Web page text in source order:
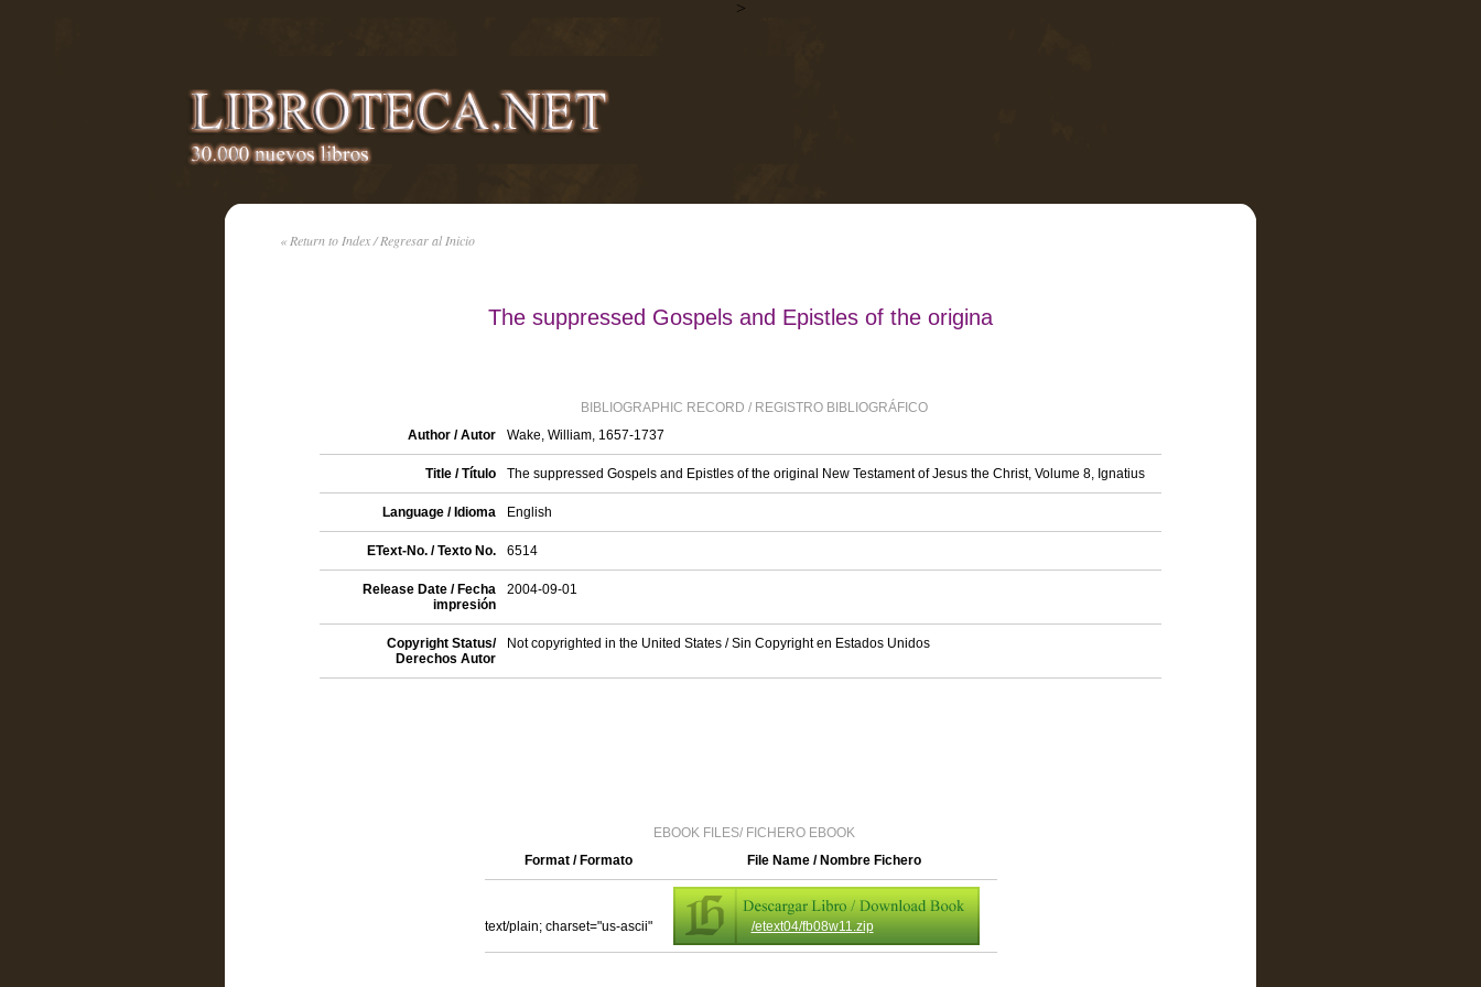
>
« Return to Index / Regresar al Inicio
The suppressed Gospels and Epistles of the origina
BIBLIOGRAPHIC RECORD / REGISTRO BIBLIOGRÁFICO
Author / Autor
Wake, William, 1657-1737
Title / Título The suppressed Gospels and Epistles of the original New Testament of Jesus the Christ, Volume 8, Ignatius
Language / Idioma English
EText-No. / Texto No. 6514
Release Date / Fecha
impresión
2004-09-01
Copyright Status/
Derechos Autor
Not copyrighted in the United States / Sin Copyright en Estados Unidos
EBOOK FILES/ FICHERO EBOOK
Format / Formato
File Name / Nombre Fichero
text/plain; charset="us-ascii" /etext04/fb08w11.zip